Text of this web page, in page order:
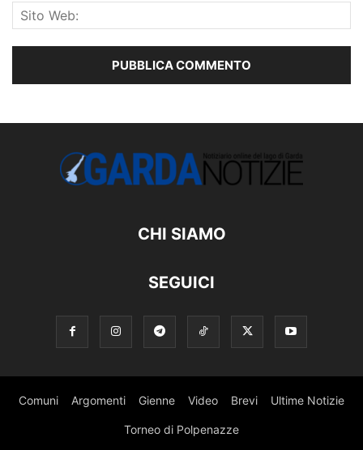
CHI SIAMO
SEGUICI
Comuni Argomenti Gienne Video Brevi Ultime Notizie
Torneo di Polpenazze